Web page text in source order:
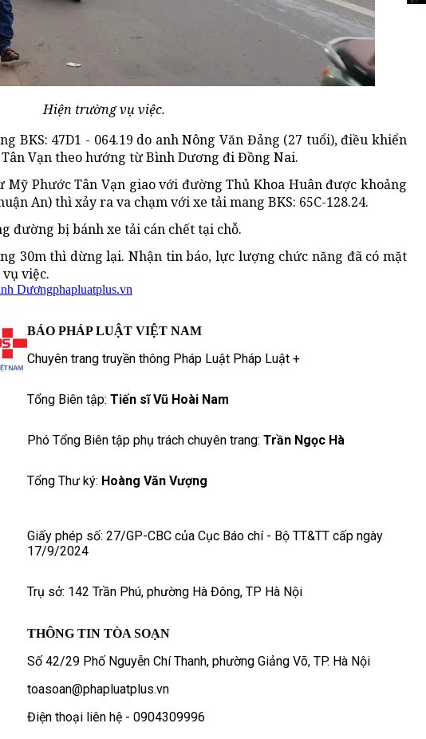
Hiện trường vụ việc.
BKS: 47D1 - 064.19 do anh Nông Văn Đảng (27 tuổi), điều khiển
Vạn theo hướng từ Bình Dương đi Đồng Nai.
Phước Tân Vạn giao với đường Thủ Khoa Huân được khoảng
An) thì xảy ra va chạm với xe tải mang BKS: 65C-128.24.
đường bị bánh xe tải cán chết tại chỗ.
30m thì dừng lại. Nhận tin báo, lực lượng chức năng đã có mặt
việc.
Dươngphapluatplus.vn
BÁO PHÁP LUẬT VIỆT NAM
Chuyên trang truyền thông Pháp Luật Pháp Luật +
Tổng Biên tập: Tiến sĩ Vũ Hoài Nam
Phó Tổng Biên tập phụ trách chuyên trang: Trần Ngọc Hà
Tổng Thư ký: Hoàng Văn Vượng
Giấy phép số: 27/GP-CBC của Cục Báo chí - Bộ TT&TT cấp ngày
17/9/2024
Trụ sở: 142 Trần Phú, phường Hà Đông, TP Hà Nội
THÔNG TIN TÒA SOẠN
Số 42/29 Phố Nguyễn Chí Thanh, phường Giảng Võ, TP. Hà Nội
toasoan@phapluatplus.vn
Điện thoại liên hệ - 0904309996